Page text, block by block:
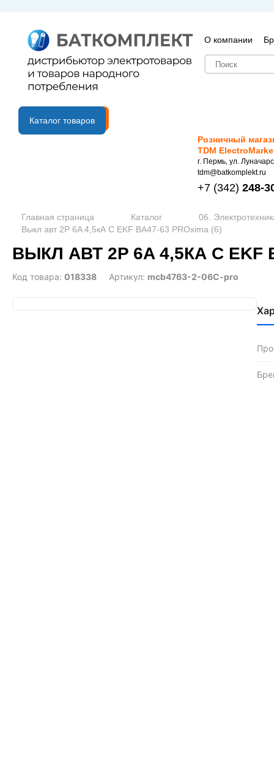
О компании
B2B портал
Каталог товаров
Розничный
TDM
г. Пермь, ул.
tdm@batkomplekt.ru
+7 (342) 248-
Главная страница Каталог
06.
Выкл авт 2P 6A 4,5кА C EKF ВА47-63 PROxima (6)
ВЫКЛ АВТ 2P 6A 4,5КА C EKF
Код товара: 018338 Артикул: mcb4763-2-06C-pro